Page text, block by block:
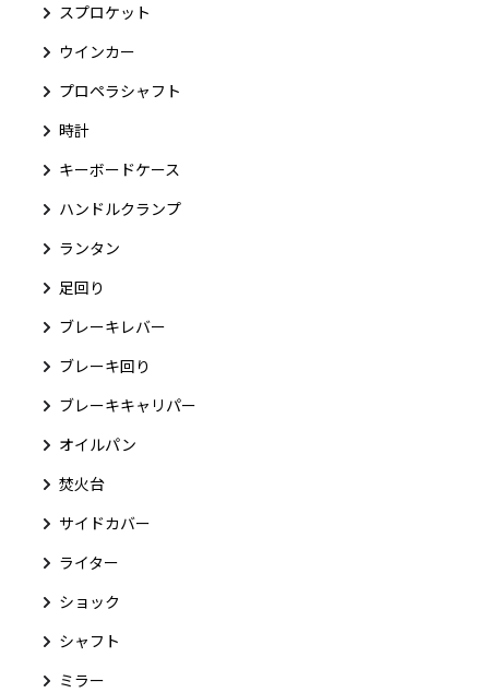
スプロケット
ウインカー
プロペラシャフト
時計
キーボードケース
ハンドルクランプ
ランタン
足回り
ブレーキレバー
ブレーキ回り
ブレーキキャリパー
オイルパン
焚火台
サイドカバー
ライター
ショック
シャフト
ミラー